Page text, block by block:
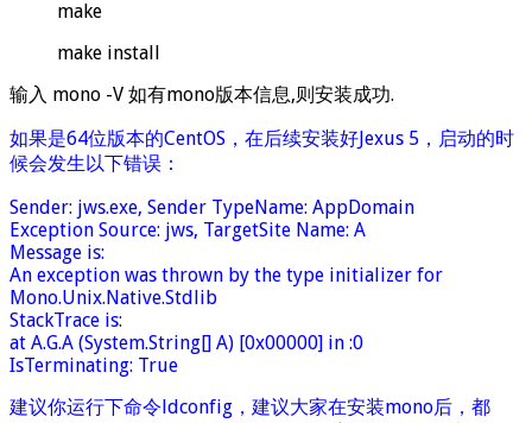
make
make install
输入 mono -V 如有mono版本信息,则安装成功.
如果是64位版本的CentOS，在后续安装好Jexus 5，启动的时
候会发生以下错误：
Sender: jws.exe, Sender TypeName: AppDomain
Exception Source: jws, TargetSite Name: A
Message is:
An exception was thrown by the type initializer for
Mono.Unix.Native.Stdlib
StackTrace is:
at A.G.A (System.String[] A) [0x00000] in :0
IsTerminating: True
建议你运行下命令ldconfig，建议大家在安装mono后，都